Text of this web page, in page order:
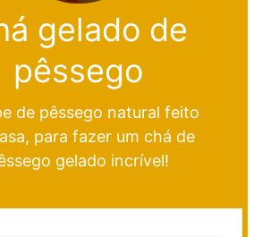
gelado de
pêssego
de pêssego natural feito
para fazer um chá de
gelado incrível!